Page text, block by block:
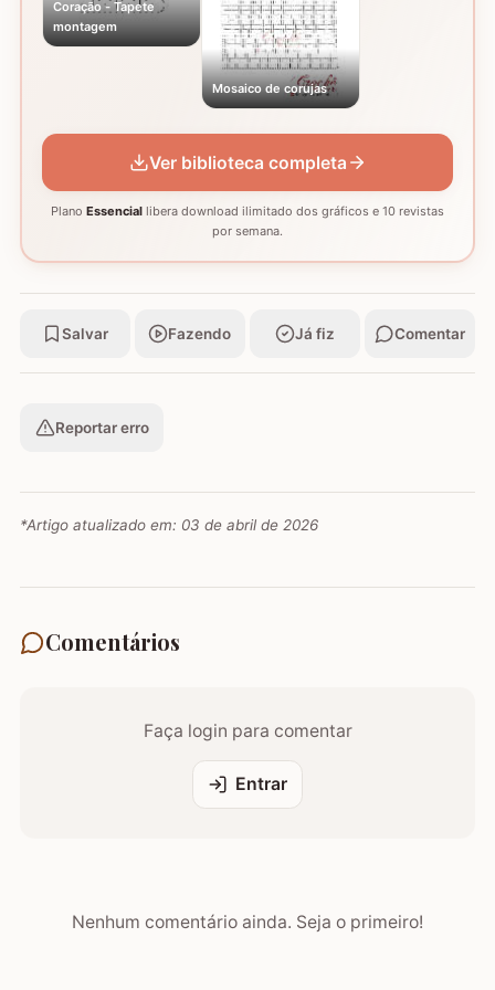
Coração - Tapete
montagem
Mosaico de corujas
Ver biblioteca completa
Plano Essencial libera download ilimitado dos gráficos e 10 revistas
por semana.
Salvar Fazendo Já fiz Comentar
Reportar erro
*Artigo atualizado em: 03 de abril de 2026
Comentários
Faça login para comentar
Entrar
Nenhum comentário ainda. Seja o primeiro!